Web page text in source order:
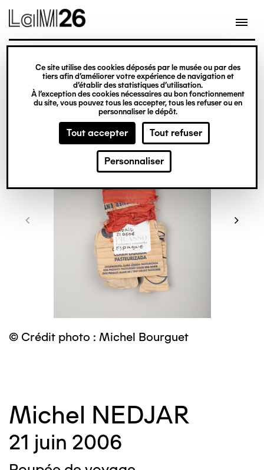
Gestion des cookies
Ce site utilise des cookies déposés par le musée ou par des
tiers afin d’améliorer votre expérience de navigation et
d’établir des statistiques d’utilisation.
À l’exception des cookies nécessaires au bon fonctionnement
du site, vous pouvez tous les accepter, tous les refuser ou en
personnaliser le dépôt.
Tout accepter Tout refuser
Personnaliser
contenu
© Crédit photo : Michel Bourguet
Michel NEDJAR
21 juin 2006